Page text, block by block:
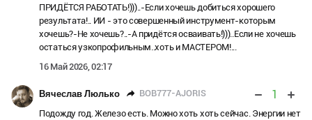
ПРИДЁТСЯ РАБОТАТЬ!)))..-Если хочешь добиться хорошего
результата!.. ИИ - это совершенный инструмент-которым
хочешь?-Не хочешь?..-А придётся осваивать!)))..Если не хочешь
остаться узкопрофильным..хоть и МАСТЕРОМ!...
16 Май 2026, 02:17
Вячеслав Люлько BOB777-AJORIS 1
Подожду год. Железо есть. Можно хоть хоть сейчас. Энергии нет